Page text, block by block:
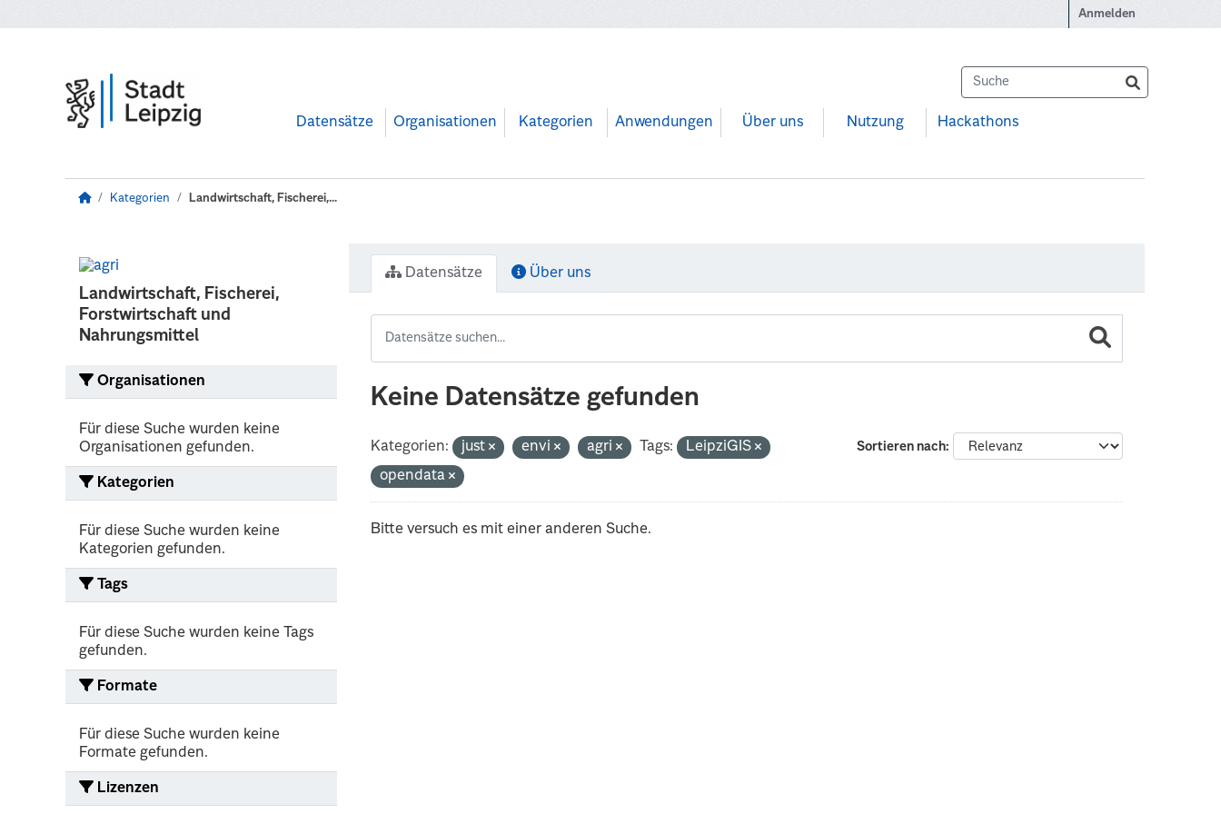
Anmelden
Datensätze Organisationen Kategorien Anwendungen Über uns Nutzung Hackathons
Kategorien Landwirtschaft, Fischerei,...
Landwirtschaft, Fischerei,
Forstwirtschaft und
Nahrungsmittel
Organisationen
Für diese Suche wurden keine
Organisationen gefunden.
Kategorien
Für diese Suche wurden keine
Kategorien gefunden.
Tags
Für diese Suche wurden keine Tags
gefunden.
Formate
Für diese Suche wurden keine
Formate gefunden.
Lizenzen
Datensätze Über uns
Keine Datensätze gefunden
Sortieren nach
Kategorien: just envi agri Tags:
LeipziGIS
opendata
Bitte versuch es mit einer anderen Suche.